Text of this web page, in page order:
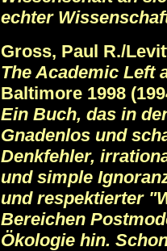
echter
Gross, Paul R./
The Academic Left
Baltimore 1998
Ein Buch, das in
Gnadenlos und
Denkfehler,
und simple
und respektierter
Bereichen
Ökologie hin.